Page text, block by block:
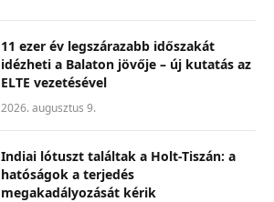
11 ezer év legszárazabb időszakát
idézheti a Balaton jövője – új kutatás az
ELTE vezetésével
2026. augusztus 9.
Indiai lótuszt találtak a Holt-Tiszán: a
hatóságok a terjedés
megakadályozását kérik